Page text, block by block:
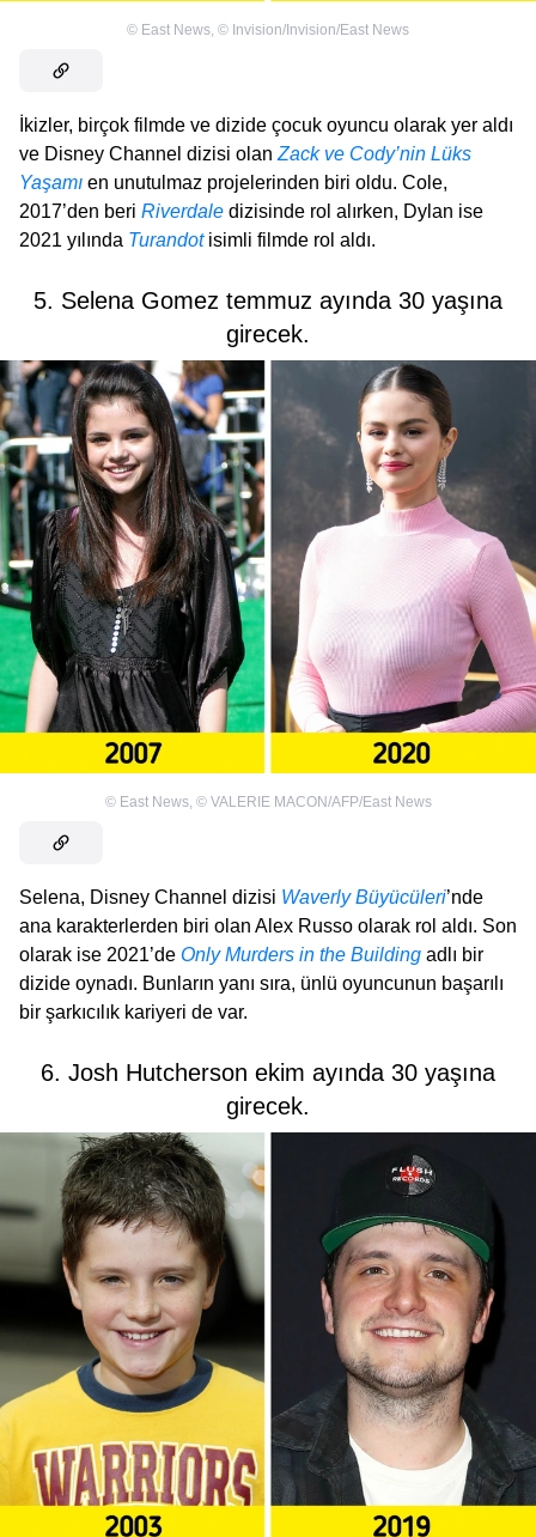
© East News © Invision/Invision/East News
İkizler, birçok filmde ve dizide çocuk oyuncu olarak yer aldı
ve Disney Channel dizisi olan Zack ve Cody’nin Lüks
Yaşamı en unutulmaz projelerinden biri oldu. Cole,
2017’den beri Riverdale dizisinde rol alırken, Dylan ise
2021 yılında Turandotisimli filmde rol aldı.
5. Selena Gomez temmuz ayında 30 yaşına
girecek.
© East News, © VALERIE MACON/AFP/East News
Selena, Disney Channel dizisi Waverly Büyücüleri’nde
ana karakterlerden biri olan Alex Russo olarak rol aldı. Son
olarak ise 2021’de Only Murders in the Building adlı bir
dizide oynadı. Bunların yanı sıra, ünlü oyuncunun başarılı
bir şarkıcılık kariyeri de var.
6. Josh Hutcherson ekim ayında 30 yaşına
girecek.